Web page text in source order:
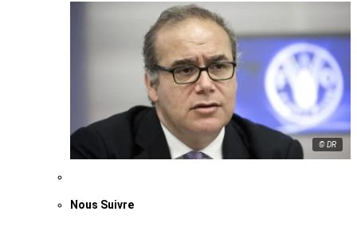
© DR
Nous Suivre